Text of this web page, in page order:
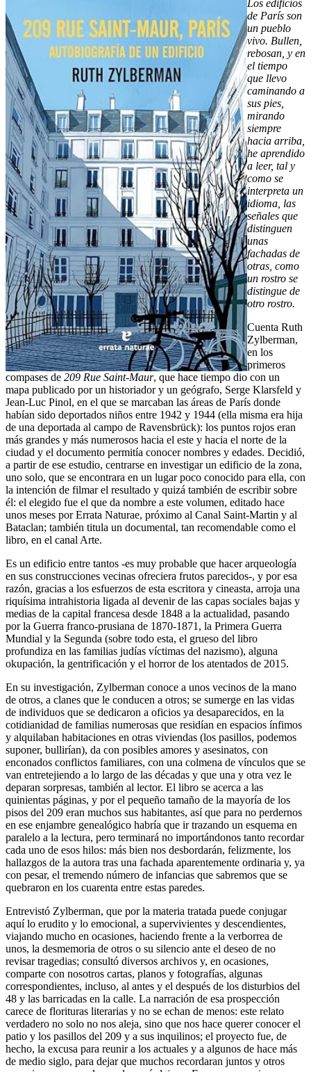
Los edificios
de París son
un pueblo
vivo. Bullen,
rebosan, y en
el tiempo
que llevo
caminando a
sus pies,
mirando
siempre
hacia arriba,
he aprendido
a leer, tal y
como se
interpreta un
idioma, las
señales que
distinguen
unas
fachadas de
otras, como
un rostro se
distingue de
otro rostro.
Cuenta Ruth
Zylberman,
en los
primeros
compases de 209 Rue Saint-Maur, que hace tiempo dio con un
mapa publicado por un historiador y un geógrafo, Serge Klarsfeld y
Jean-Luc Pinol, en el que se marcaban las áreas de París donde
habían sido deportados niños entre 1942 y 1944 (ella misma era hija
de una deportada al campo de Ravensbrück): los puntos rojos eran
más grandes y más numerosos hacia el este y hacia el norte de la
ciudad y el documento permitía conocer nombres y edades. Decidió,
a partir de ese estudio, centrarse en investigar un edificio de la zona,
uno solo, que se encontrara en un lugar poco conocido para ella, con
la intención de filmar el resultado y quizá también de escribir sobre
él: el elegido fue el que da nombre a este volumen, editado hace
unos meses por Errata Naturae, próximo al Canal Saint-Martin y al
Bataclan; también titula un documental, tan recomendable como el
libro, en el canal Arte.
Es un edificio entre tantos -es muy probable que hacer arqueología
en sus construcciones vecinas ofreciera frutos parecidos-, y por esa
razón, gracias a los esfuerzos de esta escritora y cineasta, arroja una
riquísima intrahistoria ligada al devenir de las capas sociales bajas y
medias de la capital francesa desde 1848 a la actualidad, pasando
por la Guerra franco-prusiana de 1870-1871, la Primera Guerra
Mundial y la Segunda (sobre todo esta, el grueso del libro
profundiza en las familias judías víctimas del nazismo), alguna
okupación, la gentrificación y el horror de los atentados de 2015.
En su investigación, Zylberman conoce a unos vecinos de la mano
de otros, a clanes que le conducen a otros; se sumerge en las vidas
de individuos que se dedicaron a oficios ya desaparecidos, en la
cotidianidad de familias numerosas que residían en espacios ínfimos
y alquilaban habitaciones en otras viviendas (los pasillos, podemos
suponer, bullirían), da con posibles amores y asesinatos, con
enconados conflictos familiares, con una colmena de vínculos que se
van entretejiendo a lo largo de las décadas y que una y otra vez le
deparan sorpresas, también al lector. El libro se acerca a las
quinientas páginas, y por el pequeño tamaño de la mayoría de los
pisos del 209 eran muchos sus habitantes, así que para no perdernos
en ese enjambre genealógico habría que ir trazando un esquema en
paralelo a la lectura, pero terminará no importándonos tanto recordar
cada uno de esos hilos: más bien nos desbordarán, felizmente, los
hallazgos de la autora tras una fachada aparentemente ordinaria y, ya
con pesar, el tremendo número de infancias que sabremos que se
quebraron en los cuarenta entre estas paredes.
Entrevistó Zylberman, que por la materia tratada puede conjugar
aquí lo erudito y lo emocional, a supervivientes y descendientes,
viajando mucho en ocasiones, haciendo frente a la verborrea de
unos, la desmemoria de otros o su silencio ante el deseo de no
revisar tragedias; consultó diversos archivos y, en ocasiones,
comparte con nosotros cartas, planos y fotografías, algunas
correspondientes, incluso, al antes y el después de los disturbios del
48 y las barricadas en la calle. La narración de esa prospección
carece de florituras literarias y no se echan de menos: este relato
verdadero no solo no nos aleja, sino que nos hace querer conocer el
patio y los pasillos del 209 y a sus inquilinos; el proyecto fue, de
hecho, la excusa para reunir a los actuales y a algunos de hace más
de medio siglo, para dejar que muchos recordaran juntos y otros